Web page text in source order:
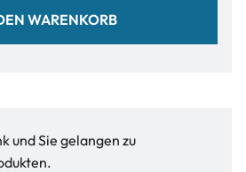
WARENKORB
und Sie gelangen zu